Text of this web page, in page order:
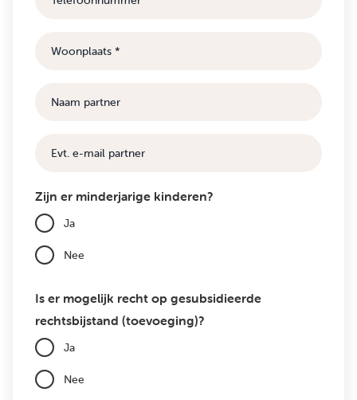
Zijn er minderjarige kinderen?
Ja
Nee
Is er mogelijk recht op gesubsidieerde
rechtsbijstand (toevoeging)?
Ja
Nee